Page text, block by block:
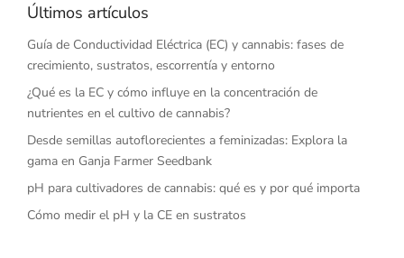
Últimos artículos
Guía de Conductividad Eléctrica (EC) y cannabis: fases de
crecimiento, sustratos, escorrentía y entorno
¿Qué es la EC y cómo influye en la concentración de
nutrientes en el cultivo de cannabis?
Desde semillas autoflorecientes a feminizadas: Explora la
gama en Ganja Farmer Seedbank
pH para cultivadores de cannabis: qué es y por qué importa
Cómo medir el pH y la CE en sustratos